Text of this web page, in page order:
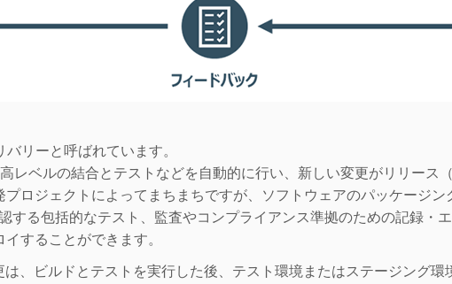
リーと呼ばれています。
レベルの結合とテストなどを自動的に行い、新しい変更がリリース
ロジェクトによってまちまちですが、ソフトウェアのパッケージ
する包括的なテスト、監査やコンプライアンス準拠のための記録・
することができます。
、ビルドとテストを実行した後、テスト環境またはステージング